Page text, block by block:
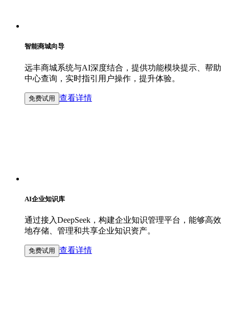
智能商城向导
远丰商城系统与AI深度结合，提供功能模块提示、帮助
中心查询，实时指引用户操作，提升体验。
免费试用 查看详情
AI企业知识库
通过接入DeepSeek，构建企业知识管理平台，能够高效
地存储、管理和共享企业知识资产。
免费试用 查看详情